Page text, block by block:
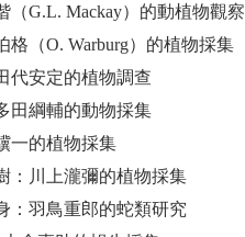
（G.L. Mackay）的動植物觀察
格（O. Warburg）的植物採集
代安定的植物調查
田綱輔的動物採集
一的植物採集
：川上瀧彌的植物採集
：羽鳥重郎的蛇類研究